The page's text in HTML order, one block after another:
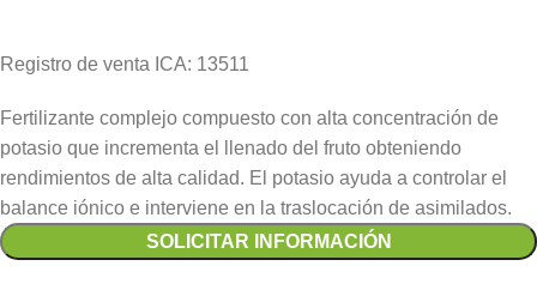
Registro de venta ICA: 13511
Fertilizante complejo compuesto con alta concentración de
potasio que incrementa el llenado del fruto obteniendo
rendimientos de alta calidad. El potasio ayuda a controlar el
balance iónico e interviene en la traslocación de asimilados.
SOLICITAR INFORMACIÓN